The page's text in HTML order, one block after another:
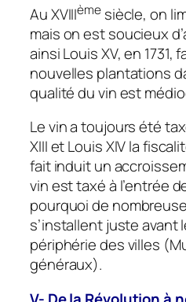
Au XVIIIèmesiècle, on
mais on est soucieux
ainsi Louis XV, en
nouvelles plantations
qualité du vin est
Le vin a toujours été
XIII et Louis XIV la
fait induit un
vin est taxé à l’entrée
pourquoi de
s’installent juste avant
périphérie des villes
généraux).